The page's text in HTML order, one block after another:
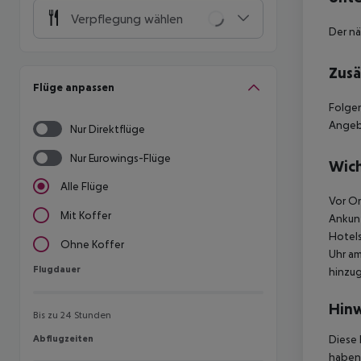
Verpflegung wählen
Flüge anpassen
Nur Direktflüge
Nur Eurowings-Flüge
Alle Flüge
Mit Koffer
Ohne Koffer
Flugdauer
Flugdauer
Bis zu 24 Stunden
Abflugzeiten
Abflugzeiten
Der
Vor
Uhr
Diese